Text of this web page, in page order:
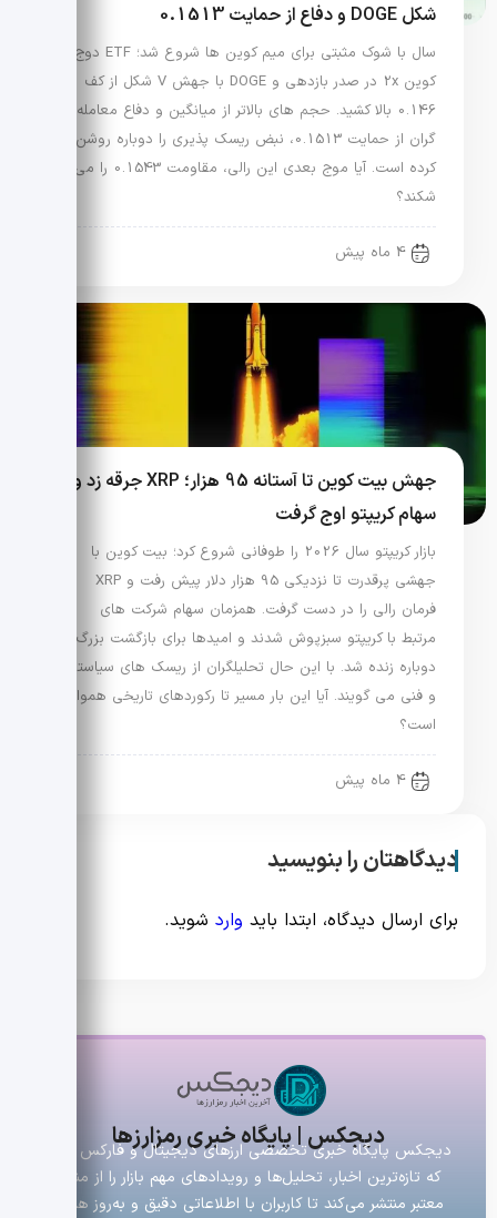
شکل DOGE و دفاع از حمایت 0.1513
سال با شوک مثبتی برای میم کوین ها شروع شد؛ ETF دوج
کوین 2x در صدر بازدهی و DOGE با جهش V شکل از کف
0.146 بالا کشید. حجم های بالاتر از میانگین و دفاع معامله
گران از حمایت 0.1513، نبض ریسک پذیری را دوباره روشن
کرده است. آیا موج بعدی این رالی، مقاومت 0.1543 را می
شکند؟
4 ماه پیش
جهش بیت کوین تا آستانه 95 هزار؛ XRP جرقه زد و
سهام کریپتو اوج گرفت
بازار کریپتو سال 2026 را طوفانی شروع کرد؛ بیت کوین با
جهشی پرقدرت تا نزدیکی 95 هزار دلار پیش رفت و XRP
فرمان رالی را در دست گرفت. همزمان سهام شرکت های
مرتبط با کریپتو سبزپوش شدند و امیدها برای بازگشت بزرگ
دوباره زنده شد. با این حال تحلیلگران از ریسک های سیاستی
و فنی می گویند. آیا این بار مسیر تا رکوردهای تاریخی هموار
است؟
4 ماه پیش
دیدگاهتان را بنویسید
برای ارسال دیدگاه، ابتدا باید وارد شوید.
دیجکس | پایگاه خبری رمزارزها
دیجکس پایگاه خبری تخصصی ارزهای دیجیتال و فارکس است
که تازه‌ترین اخبار، تحلیل‌ها و رویدادهای مهم بازار را از منابع
معتبر منتشر می‌کند تا کاربران با اطلاعاتی دقیق و به‌روز همراه